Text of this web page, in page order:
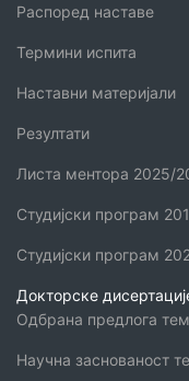
Распоред наставе
Термини испита
Наставни материјали
Резултати
Листа ментора 2025/
Студијски програм
Студијски програм
Докторске
Одбрана предлога
Научна заснованост